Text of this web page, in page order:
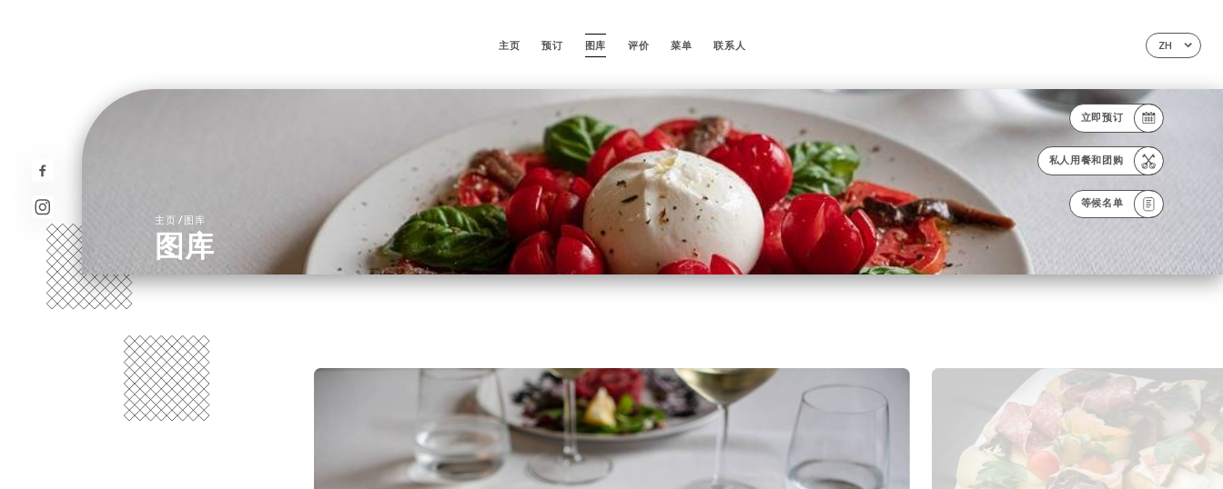
ZH
主页 预订 图库 评价 菜单 联系人
立即预订
私人用餐和团购
等候名单
主页/ 图库
图库